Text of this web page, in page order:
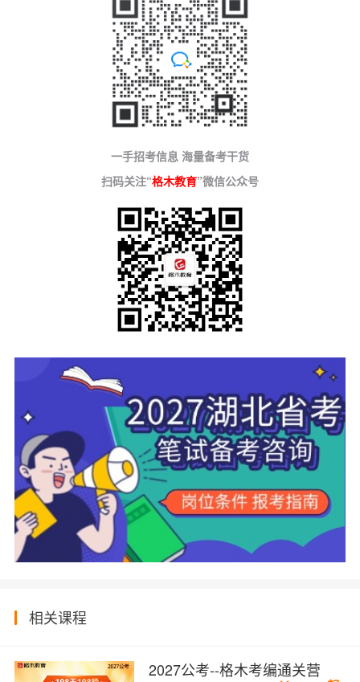
一手招考信息 海量备考干货
扫码关注“格木教育”微信公众号
相关课程
2027公考--格木考编通关营